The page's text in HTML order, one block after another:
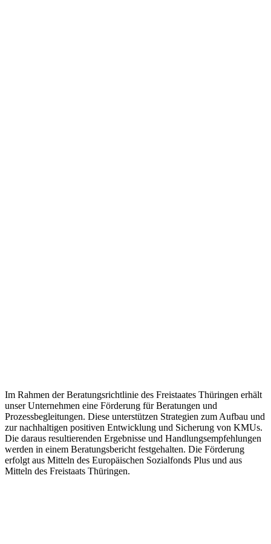
Im Rahmen der Beratungsrichtlinie des Freistaates Thüringen erhält
unser Unternehmen eine Förderung für Beratungen und
Prozessbegleitungen. Diese unterstützen Strategien zum Aufbau und
zur nachhaltigen positiven Entwicklung und Sicherung von KMUs.
Die daraus resultierenden Ergebnisse und Handlungsempfehlungen
werden in einem Beratungsbericht festgehalten. Die Förderung
erfolgt aus Mitteln des Europäischen Sozialfonds Plus und aus
Mitteln des Freistaats Thüringen.